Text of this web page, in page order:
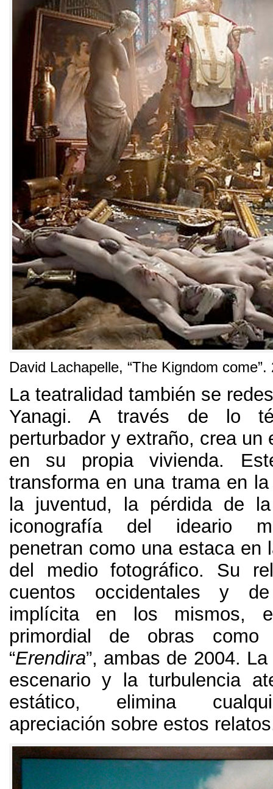
David Lachapelle, “The Kigndom come”.
La teatralidad también se
Yanagi.A través de lo
perturbador y extraño, crea un
en su propia vivienda.
transforma en una trama en
la juventud,
la pérdida de
iconografía del ideario
penetran como una estaca en
del medio fotográfico. Su
cuentos occidentales y
implícita en los mismos,
primordial de obras como
“Erendira”, ambas de 2004.
escenario y la turbulencia
estático, elimina
apreciación sobre estos relatos